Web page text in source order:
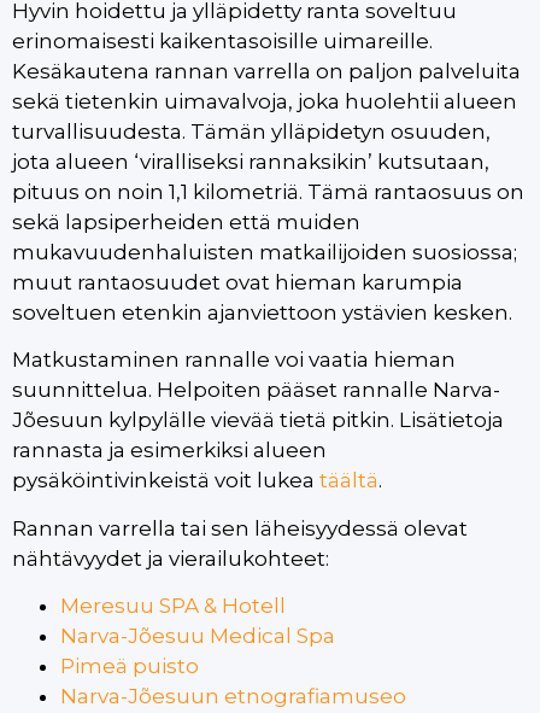
Hyvin hoidettu ja ylläpidetty ranta soveltuu
erinomaisesti kaikentasoisille uimareille.
Kesäkautena rannan varrella on paljon palveluita
sekä tietenkin uimavalvoja, joka huolehtii alueen
turvallisuudesta. Tämän ylläpidetyn osuuden,
jota alueen ‘viralliseksi rannaksikin’ kutsutaan,
pituus on noin 1,1 kilometriä. Tämä rantaosuus on
sekä lapsiperheiden että muiden
mukavuudenhaluisten matkailijoiden suosiossa;
muut rantaosuudet ovat hieman karumpia
soveltuen etenkin ajanviettoon ystävien kesken.
Matkustaminen rannalle voi vaatia hieman
suunnittelua. Helpoiten pääset rannalle Narva-
Jõesuun kylpylälle vievää tietä pitkin. Lisätietoja
rannasta ja esimerkiksi alueen
pysäköintivinkeistä voit lukea täältä.
Rannan varrella tai sen läheisyydessä olevat
nähtävyydet ja vierailukohteet:
Meresuu SPA & Hotell
Narva-Jõesuu Medical Spa
Pimeä puisto
Narva-Jõesuun etnografiamuseo